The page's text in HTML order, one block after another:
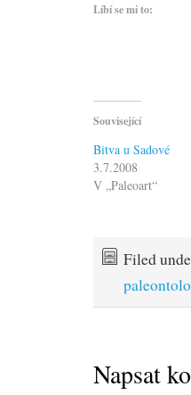
Líbí se mi to:
Související
Bitva u Sadové
3.7.2008
V „Paleoart“
Filed
Napsat